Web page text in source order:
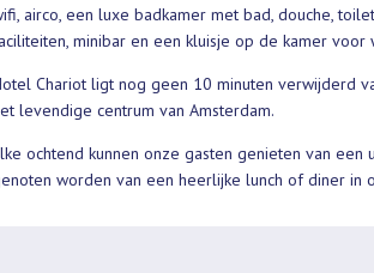
airco, een luxe badkamer met bad, douche,
minibar en een kluisje op de kamer voor
Chariot ligt nog geen 10 minuten verwijderd
levendige centrum van Amsterdam.
ochtend kunnen onze gasten genieten van
worden van een heerlijke lunch of diner in